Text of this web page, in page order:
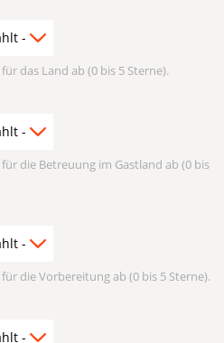
das Land ab (0 bis 5 Sterne).
die Betreuung im Gastland ab (0 bis
die Vorbereitung ab (0 bis 5 Sterne).